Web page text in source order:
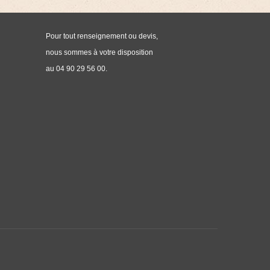
Pour tout renseignement ou devis,
nous sommes à votre disposition
au 04 90 29 56 00.